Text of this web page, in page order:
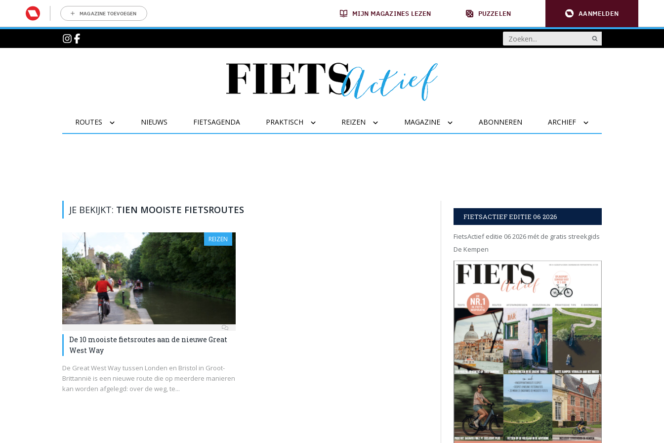
MAGAZINE TOEVOEGEN MIJN MAGAZINES LEZEN PUZZELEN AANMELDEN
ROUTES NIEUWS FIETSAGENDA PRAKTISCH REIZEN MAGAZINE ABONNEREN ARCHIEF
JE BEKIJKT: TIEN MOOISTE FIETSROUTES
REIZEN
De 10 mooiste fietsroutes aan de nieuwe Great
West Way
De Great West Way tussen Londen en Bristol in Groot-
Brittannië is een nieuwe route die op meerdere manieren
kan worden afgelegd: over de weg, te...
FIETSACTIEF EDITIE 06 2026
FietsActief editie 06 2026 mét de gratis streekgids
De Kempen